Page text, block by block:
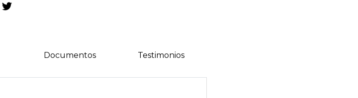
Documentos Testimonios